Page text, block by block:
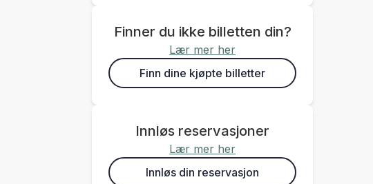
Finner du ikke billetten din?
Lær mer her
Finn dine kjøpte billetter
Innløs reservasjoner
Lær mer her
Innløs din reservasjon